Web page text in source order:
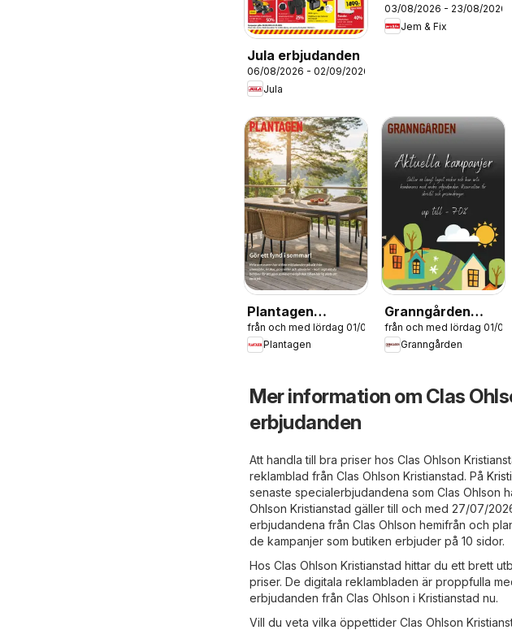
Jula erbjudanden
06/08/2026 - 02/09/2026
Jula
erbjudanden
03/08/2026 - 23/08/2026
Jem & Fix
Plantagen
erbjudanden
från och med lördag 01/08/2026
Plantagen
Granngården
erbjudanden
från och med lördag 01/
Granngården
Mer information om Clas
erbjudanden
Att handla till bra priser hos Clas Ohlson
reklamblad från Clas Ohlson Kristianstad. På
senaste specialerbjudandena som Clas Ohlson
Ohlson Kristianstad gäller till och med 27/07/
erbjudandena från Clas Ohlson hemifrån och
de kampanjer som butiken erbjuder på 10 sidor.
Hos Clas Ohlson Kristianstad hittar du ett brett
priser. De digitala reklambladen är proppfulla
erbjudanden från Clas Ohlson i Kristianstad nu.
Vill du veta vilka öppettider Clas Ohlson